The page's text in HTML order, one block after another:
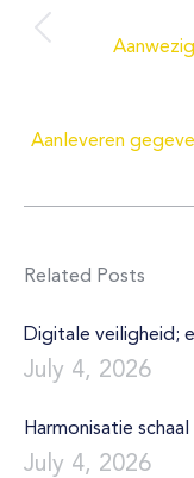
Aanleveren
Related Posts
Digitale veiligheid;
July 4, 2026
Harmonisatie
July 4, 2026